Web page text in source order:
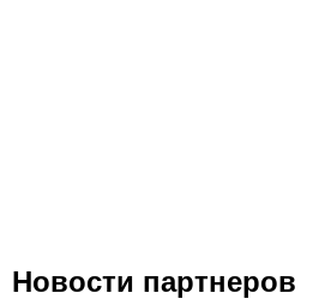
Новости партнеров